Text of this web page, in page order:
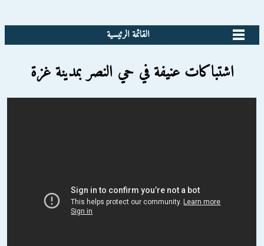
القائمة الرئيسية
اشتباكات عنيفة في حي النصر بمدينة غزة